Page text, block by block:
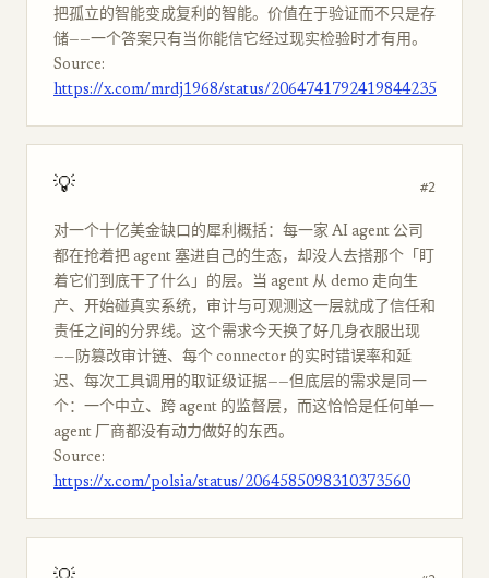
把孤立的智能变成复利的智能。价值在于验证而不只是存
储——一个答案只有当你能信它经过现实检验时才有用。
Source:
https://x.com/mrdj1968/status/2064741792419844235
💡 #2
对一个十亿美金缺口的犀利概括：每一家 AI agent 公司
都在抢着把 agent 塞进自己的生态，却没人去搭那个「盯
着它们到底干了什么」的层。当 agent 从 demo 走向生
产、开始碰真实系统，审计与可观测这一层就成了信任和
责任之间的分界线。这个需求今天换了好几身衣服出现
——防篡改审计链、每个 connector 的实时错误率和延
迟、每次工具调用的取证级证据——但底层的需求是同一
个：一个中立、跨 agent 的监督层，而这恰恰是任何单一
agent 厂商都没有动力做好的东西。
Source:
https://x.com/polsia/status/2064585098310373560